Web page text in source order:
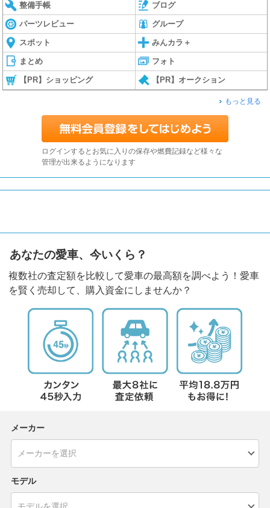
整備手帳 ブログ
パーツレビュー グループ
スポット みんカラ＋
まとめ フォト
【PR】ショッピング 【PR】オークション
もっと見る
ログインするとお気に入りの保存や燃費記録など様々な
管理が出来るようになります
あなたの愛車、今いくら？
複数社の査定額を比較して愛車の最高額を調べよう！愛車
を賢く売却して、購入資金にしませんか？
メーカー
モデル